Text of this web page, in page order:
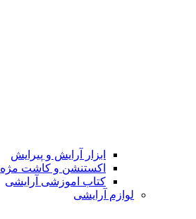
ابزار آرایش و پیرایش
اکستنشن و کاشت مژه
کتاب اموزشی آرایشی
لوازم آرایشی